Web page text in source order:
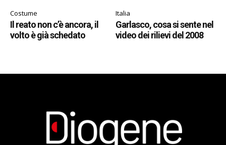
Costume
Il reato non c’è ancora, il
volto è già schedato
Italia
Garlasco, cosa si sente nel
video dei rilievi del 2008